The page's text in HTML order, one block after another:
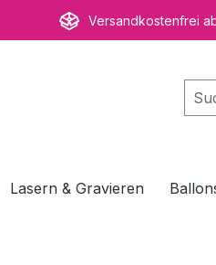
Versandkostenfrei
Lasern & Gravieren